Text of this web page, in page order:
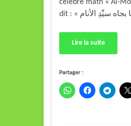
célèbre matn « Al-
Lire la suite
Partager :